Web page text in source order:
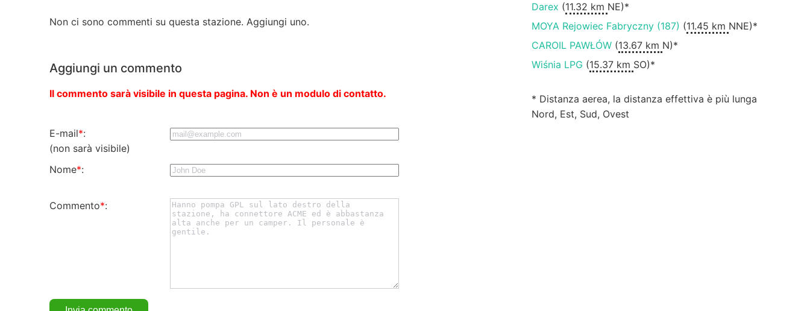
Non ci sono commenti su questa stazione. Aggiungi uno.
Aggiungi un commento
Il commento sarà visibile in questa pagina. Non è un modulo di contatto.
E-mail*:
(non sarà visibile)
Nome*:
Commento*:
Darex (11.32 km NE)*
MOYA Rejowiec Fabryczny (187) (11.45 km NNE)*
CAROIL PAWŁÓW(13.67 km N)*
Wiśnia LPG (15.37 km SO)*
* Distanza aerea, la distanza effettiva è più lunga
Nord, Est, Sud, Ovest